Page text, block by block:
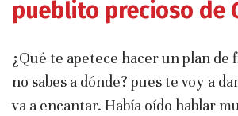
pueblito precioso de
¿Qué te apetece hacer un plan de
no sabes a dónde? pues te voy a
va a encantar. Había oído hablar